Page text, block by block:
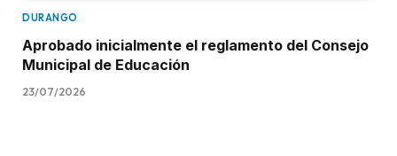
DURANGO
Aprobado inicialmente el reglamento del Consejo
Municipal de Educación
23/07/2026